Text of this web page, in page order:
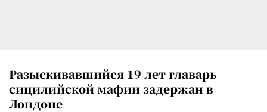
Разыскивавшийся 19 лет главарь
сицилийской мафии задержан в
Лондоне